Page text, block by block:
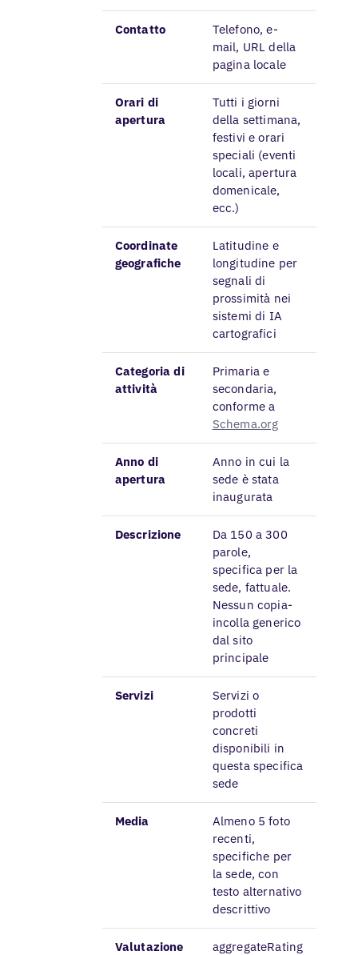
Contatto
Telefono, e-
mail, URL della
pagina locale
Orari di
apertura
Tutti i giorni
della settimana,
festivi e orari
speciali (eventi
locali, apertura
domenicale,
ecc.)
Coordinate
geografiche
Latitudine e
longitudine per
segnali di
prossimità nei
sistemi di IA
cartografici
Categoria di
attività
Primaria e
secondaria,
conforme a
Schema.org
Anno di
apertura
Anno in cui la
sede è stata
inaugurata
Descrizione
Da 150 a 300
parole,
specifica per la
sede, fattuale.
Nessun copia-
incolla generico
dal sito
principale
Servizi
Servizi o
prodotti
concreti
disponibili in
questa specifica
sede
Media
Almeno 5 foto
recenti,
specifiche per
la sede, con
testo alternativo
descrittivo
Valutazione
aggregateRating